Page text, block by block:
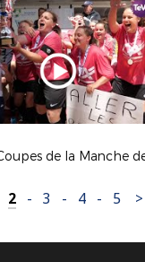
2 - 3 - 4 - 5 >